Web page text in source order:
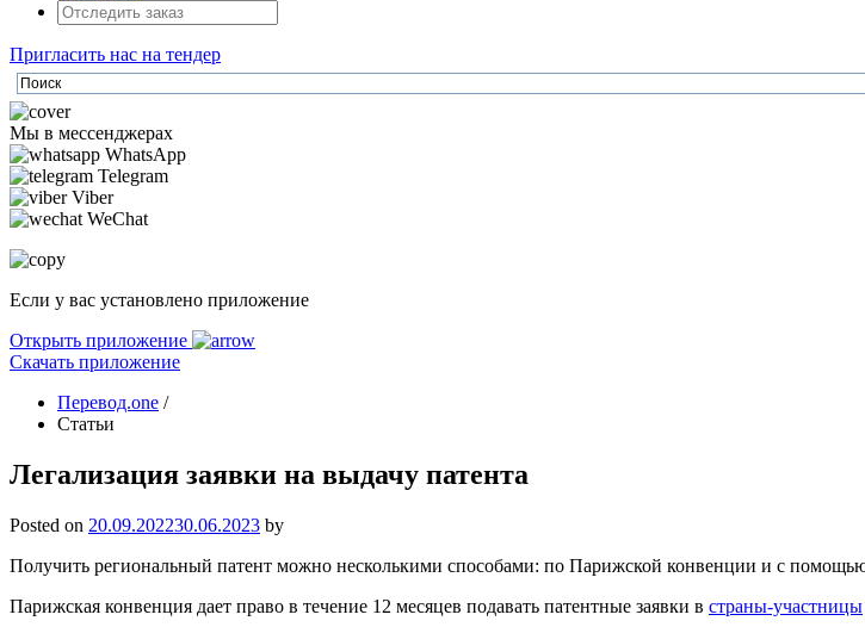
Пригласить нас на тендер
Мы в мессенджерах
WhatsApp
Telegram
Viber
WeChat
Если у вас установлено приложение
Открыть приложение
Скачать приложение
Перевод.one /
Статьи
Легализация заявки на выдачу патента
Posted on 20.09.202230.06.2023 by
Получить региональный патент можно несколькими способами: по Парижской конвенции и с
Парижская конвенция дает право в течение 12 месяцев подавать патентные заявки в страны-участницы